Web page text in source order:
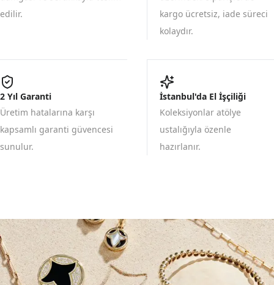
edilir.
kargo ücretsiz, iade süreci
kolaydır.
2 Yıl Garanti
Üretim hatalarına karşı
kapsamlı garanti güvencesi
sunulur.
İstanbul'da El İşçiliği
Koleksiyonlar atölye
ustalığıyla özenle
hazırlanır.